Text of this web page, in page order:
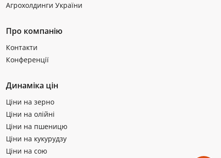
Агрохолдинги України
Про компанію
Контакти
Конференції
Динаміка цін
Ціни на зерно
Ціни на олійні
Ціни на пшеницю
Ціни на кукурудзу
Ціни на сою